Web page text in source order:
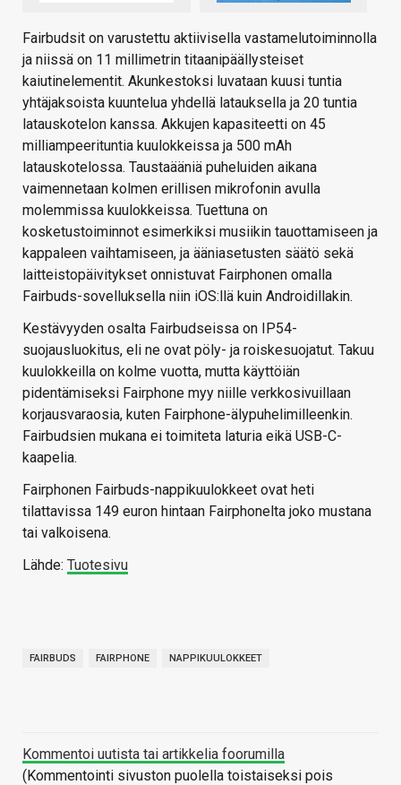
Fairbudsit on varustettu aktiivisella vastamelutoiminnolla
ja niissä on 11 millimetrin titaanipäällysteiset
kaiutinelementit. Akunkestoksi luvataan kuusi tuntia
yhtäjaksoista kuuntelua yhdellä latauksella ja 20 tuntia
latauskotelon kanssa. Akkujen kapasiteetti on 45
milliampeerituntia kuulokkeissa ja 500 mAh
latauskotelossa. Taustaääniä puheluiden aikana
vaimennetaan kolmen erillisen mikrofonin avulla
molemmissa kuulokkeissa. Tuettuna on
kosketustoiminnot esimerkiksi musiikin tauottamiseen ja
kappaleen vaihtamiseen, ja ääniasetusten säätö sekä
laitteistopäivitykset onnistuvat Fairphonen omalla
Fairbuds-sovelluksella niin iOS:llä kuin Androidillakin.
Kestävyyden osalta Fairbudseissa on IP54-
suojausluokitus, eli ne ovat pöly- ja roiskesuojatut. Takuu
kuulokkeilla on kolme vuotta, mutta käyttöiän
pidentämiseksi Fairphone myy niille verkkosivuillaan
korjausvaraosia, kuten Fairphone-älypuhelimilleenkin.
Fairbudsien mukana ei toimiteta laturia eikä USB-C-
kaapelia.
Fairphonen Fairbuds-nappikuulokkeet ovat heti
tilattavissa 149 euron hintaan Fairphonelta joko mustana
tai valkoisena.
Lähde: Tuotesivu
FAIRBUDS FAIRPHONE NAPPIKUULOKKEET
Kommentoi uutista tai artikkelia foorumilla
(Kommentointi sivuston puolella toistaiseksi pois